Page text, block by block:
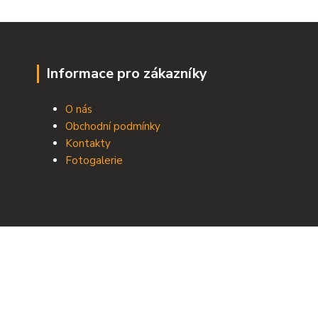
Informace pro zákazníky
O nás
Obchodní podmínky
Kontakty
Fotogalerie